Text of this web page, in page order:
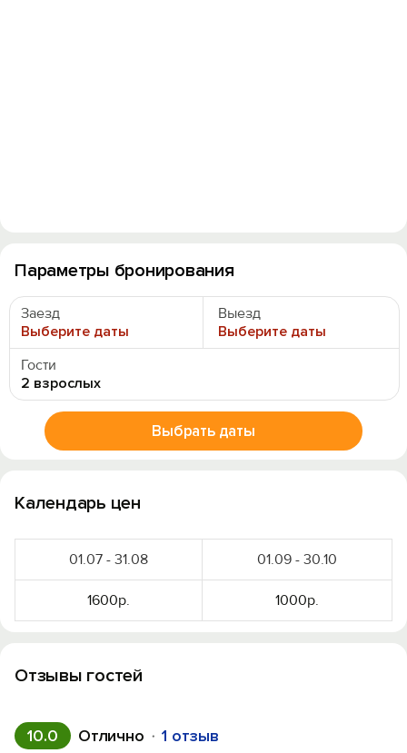
Параметры бронирования
Заезд
Выберите даты
Выезд
Выберите даты
Гости
2 взрослых
Выбрать даты
Календарь цен
01.07 - 31.08 01.09 - 30.10
1600р. 1000р.
Отзывы гостей
10.0 Отлично 1 отзыв
Войти